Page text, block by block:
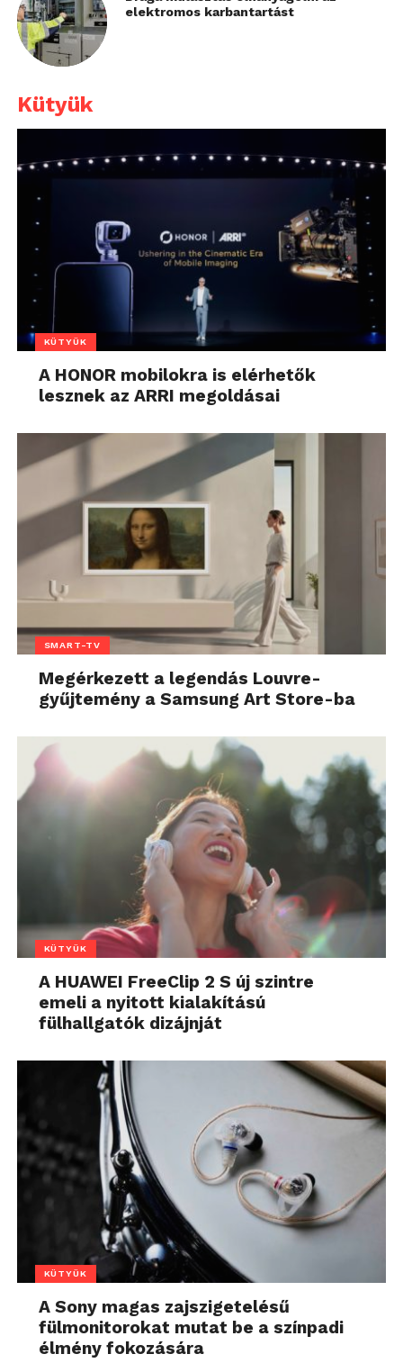
elektromos karbantartást
Kütyük
KÜTYÜK
A HONOR mobilokra is elérhetők
lesznek az ARRI megoldásai
SMART-TV
Megérkezett a legendás Louvre-
gyűjtemény a Samsung Art Store-ba
KÜTYÜK
A HUAWEI FreeClip 2 S új szintre
emeli a nyitott kialakítású
fülhallgatók dizájnját
KÜTYÜK
A Sony magas zajszigetelésű
fülmonitorokat mutat be a színpadi
élmény fokozására